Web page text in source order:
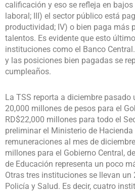
calificación y eso se refleja en
laboral; III) el sector público está
productividad; IV) o bien paga más
talentos. Es evidente que esto
instituciones como el Banco
y las posiciones bien pagadas se
cumpleaños.
La TSS reporta a diciembre
20,000 millones de pesos para el
RD$22,000 millones para todo el
preliminar el Ministerio de
remuneraciones al mes de
millones para el Gobierno Central,
de Educación representa un poco
Otras tres instituciones se llevan un
Policía y Salud. Es decir, cuatro